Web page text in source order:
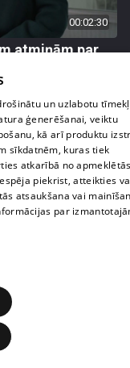
00:02:30
atmiņām par
pie speciālista
un uzlabotu
ģenerēšanai, veiktu
kā arī produktu
sīkdatnēm, kuras tiek
atkarībā no
piekrist, atteikties
atsaukšana vai
par